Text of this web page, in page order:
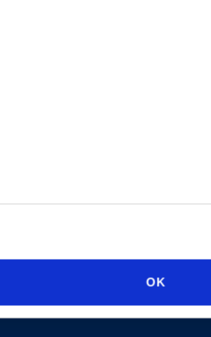
OK
and upcoming